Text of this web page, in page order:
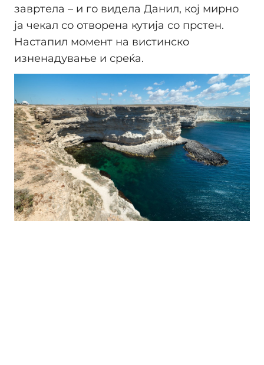
завртела – и го видела Данил, кој мирно
ја чекал со отворена кутија со прстен.
Настапил момент на вистинско
изненадување и среќа.